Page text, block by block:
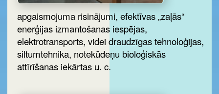
apgaismojuma risinājumi, efektīvas „zaļās“
enerģijas izmantošanas iespējas,
elektrotransports, videi draudzīgas tehnoloģijas,
siltumtehnika, notekūdeņu bioloģiskās